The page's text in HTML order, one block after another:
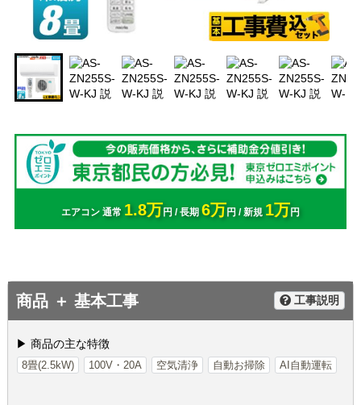
エアコン 通常 1.8万円 / 長期 6万円 / 新規 1万円
商品 ＋ 基本工事 工事説明
▶ 商品の主な特徴
8畳(2.5kW) 100V・20A 空気清浄 自動お掃除 AI自動運転